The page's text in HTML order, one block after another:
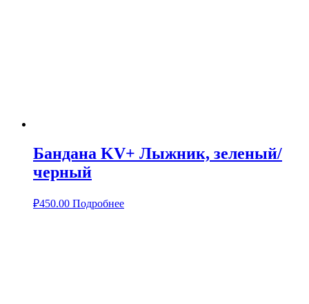
Бандана KV+ Лыжник, зеленый/
черный
₽450.00 Подробнее